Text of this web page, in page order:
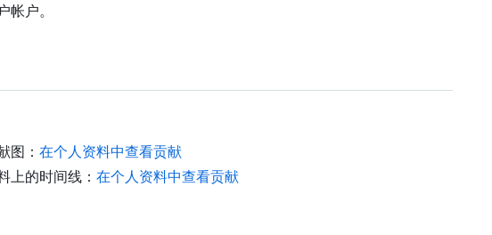
户。
图： 在个人资料中查看贡献
上的时间线： 在个人资料中查看贡献